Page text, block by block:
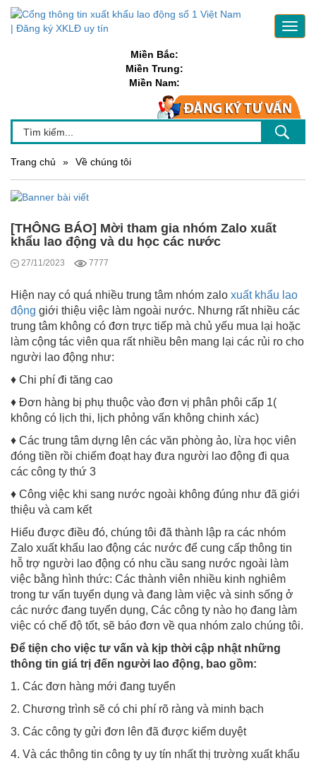
Miền Bắc:
Miền Trung:
Miền Nam:
Trang chủ » Về chúng tôi
[THÔNG BÁO] Mời tham gia nhóm Zalo xuất
khẩu lao động và du học các nước
27/11/2023 7777
Hiện nay có quá nhiều trung tâm nhóm zalo xuất khẩu lao
động giới thiệu việc làm ngoài nước. Nhưng rất nhiều các
trung tâm không có đơn trực tiếp mà chủ yếu mua lại hoặc
làm cộng tác viên qua rất nhiều bên mang lại các rủi ro cho
người lao động như:
♦ Chi phí đi tăng cao
♦ Đơn hàng bị phụ thuộc vào đơn vị phân phôi cấp 1(
không có lịch thi, lịch phỏng vấn không chinh xác)
♦ Các trung tâm dựng lên các văn phòng ảo, lừa học viên
đóng tiền rồi chiếm đoạt hay đưa người lao động đi qua
các công ty thứ 3
♦ Công việc khi sang nước ngoài không đúng như đã giới
thiệu và cam kết
Hiểu được điều đó, chúng tôi đã thành lập ra các nhóm
Zalo xuất khẩu lao động các nước để cung cấp thông tin
hỗ trợ người lao động có nhu cầu sang nước ngoài làm
việc bằng hình thức: Các thành viên nhiều kinh nghiêm
trong tư vấn tuyển dụng và đang làm việc và sinh sống ở
các nước đang tuyển dụng, Các công ty nào họ đang làm
việc có chế độ tốt, sẽ báo đơn về qua nhóm zalo chúng tôi.
Để tiện cho việc tư vấn và kịp thời cập nhật những
thông tin giá trị đến người lao động, bao gồm:
1. Các đơn hàng mới đang tuyển
2. Chương trình sẽ có chi phí rõ ràng và minh bạch
3. Các công ty gửi đơn lên đã được kiểm duyệt
4. Và các thông tin công ty uy tín nhất thị trường xuất khẩu